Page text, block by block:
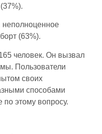
(63%).
человек. Он вызвал
Пользователи
своих
способами
этому вопросу.